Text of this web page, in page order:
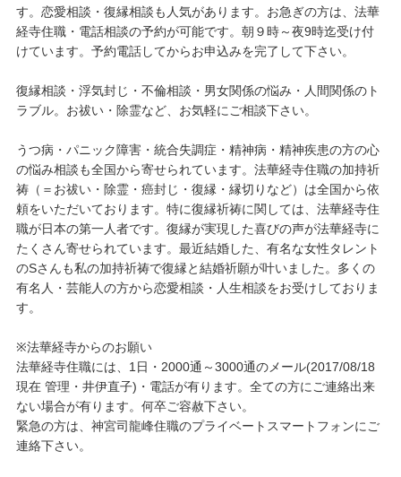
す。恋愛相談・復縁相談も人気があります。お急ぎの方は、法華
経寺住職・電話相談の予約が可能です。朝９時～夜9時迄受け付
けています。予約電話してからお申込みを完了して下さい。
復縁相談・浮気封じ・不倫相談・男女関係の悩み・人間関係のト
ラブル。お祓い・除霊など、お気軽にご相談下さい。
うつ病・パニック障害・統合失調症・精神病・精神疾患の方の心
の悩み相談も全国から寄せられています。法華経寺住職の加持祈
祷（＝お祓い・除霊・癌封じ・復縁・縁切りなど）は全国から依
頼をいただいております。特に復縁祈祷に関しては、法華経寺住
職が日本の第一人者です。復縁が実現した喜びの声が法華経寺に
たくさん寄せられています。最近結婚した、有名な女性タレント
のSさんも私の加持祈祷で復縁と結婚祈願が叶いました。多くの
有名人・芸能人の方から恋愛相談・人生相談をお受けしておりま
す。
※法華経寺からのお願い
法華経寺住職には、1日・2000通～3000通のメール(2017/08/18
現在 管理・井伊直子)・電話が有ります。全ての方にご連絡出来
ない場合が有ります。何卒ご容赦下さい。
緊急の方は、神宮司龍峰住職のプライベートスマートフォンにご
連絡下さい。